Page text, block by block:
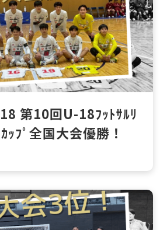
第10回U-18ﾌｯﾄｻﾙﾘ
ｯﾌﾟ全国大会優勝！